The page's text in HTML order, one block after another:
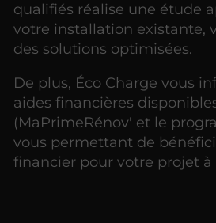
qualifiés réalise une étude
votre installation existante,
des solutions optimisées.
De plus, Éco Charge vous
aides financières
(MaPrimeRénov' et le
vous permettant de
financier pour votre projet à